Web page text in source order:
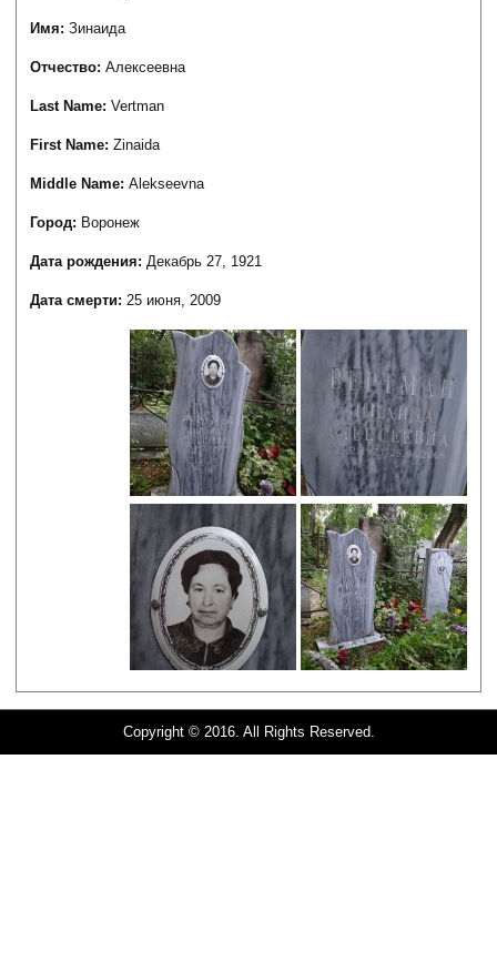
Имя:Зинаида
Отчество:Алексеевна
Last Name:Vertman
First Name:Zinaida
Middle Name:Alekseevna
Город: Воронеж
Дата рождения:Декабрь 27, 1921
Дата смерти:25 июня, 2009
Copyright © 2016. All Rights Reserved.